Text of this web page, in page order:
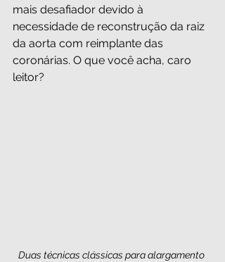
mais desafiador devido à
necessidade de reconstrução da raiz
da aorta com reimplante das
coronárias. O que você acha, caro
leitor?
Duas técnicas clássicas para alargamento